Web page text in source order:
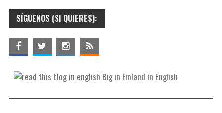
SÍGUENOS (SI QUIERES):
Big in Finland in English